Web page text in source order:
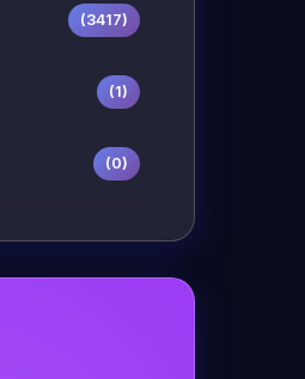
(3417)
(1)
(0)